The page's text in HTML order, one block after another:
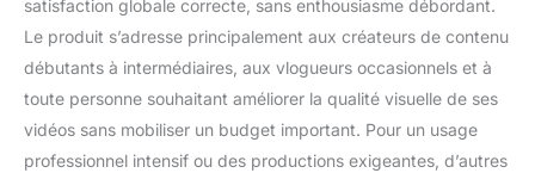
satisfaction globale correcte, sans enthousiasme débordant.
Le produit s’adresse principalement aux créateurs de contenu
débutants à intermédiaires, aux vlogueurs occasionnels et à
toute personne souhaitant améliorer la qualité visuelle de ses
vidéos sans mobiliser un budget important. Pour un usage
professionnel intensif ou des productions exigeantes, d’autres